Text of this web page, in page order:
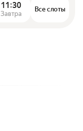
11:30
Завтра
Все слоты